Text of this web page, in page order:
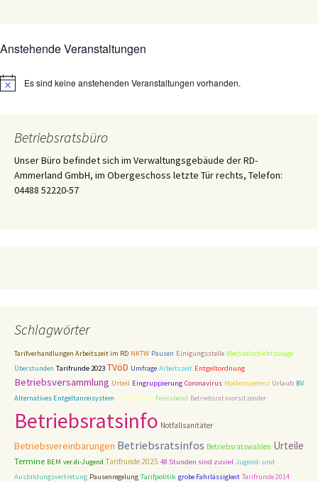
Anstehende Veranstaltungen
HinweisEs sind keine anstehenden Veranstaltungen vorhanden.
Betriebsratsbüro
Unser Büro befindet sich im Verwaltungsgebäude der RD-
Ammerland GmbH, im Obergeschoss letzte Tür rechts, Telefon:
04488 52220-57
Schlagwörter
Tarifverhandlungen Arbeitszeit im RD NKTW Pausen Einigungsstelle Wechselschichtzulage
Überstunden Tarifrunde 2023 TVöD Umfrage Arbeitszeit Entgeltordnung
Betriebsversammlung Urteil Eingruppierung Coronavirus Notkompetenz Urlaub BV
Alternatives Entgeltanreisystem JAV-Wahlen Feierabend Betriebsratsvorsitzender
Betriebsratsinfo Notfallsanitäter
Betriebsvereinbarungen Betriebsratsinfos Betriebsratswahlen Urteile
Termine BEM ver.di-Jugend Tarifrunde 2025 48 Stunden sind zuviel Jugend- und
Ausbildungsvertretung Pausenregelung Tarifpolitik grobe Fahrlässigkeit Tarifrunde 2014